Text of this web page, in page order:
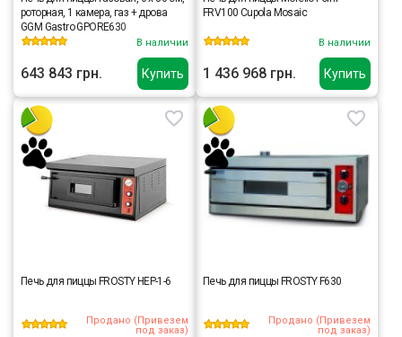
Купить
роторная, 1 камера, газ + дрова
GGM Gastro GPORE630
В наличии
643 843 грн. Купить
FRV100 Cupola Mosaic
В наличии
1 436 968 грн.
Печь для пиццы FROSTY HEP-1-6
Продано (Привезем
под заказ)
Печь для пиццы FROSTY F630
Продано (Привезем
под заказ)